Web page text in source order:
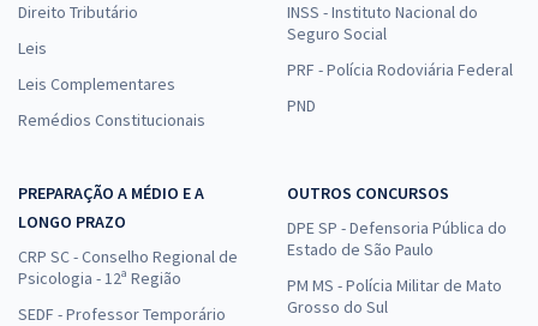
Direito Tributário
Leis
Leis Complementares
Remédios Constitucionais
INSS - Instituto Nacional do
Seguro Social
PRF - Polícia Rodoviária Federal
PND
PREPARAÇÃO A MÉDIO E A
LONGO PRAZO
CRP SC - Conselho Regional de
Psicologia - 12ª Região
SEDF - Professor Temporário
OUTROS CONCURSOS
DPE SP - Defensoria Pública do
Estado de São Paulo
PM MS - Polícia Militar de Mato
Grosso do Sul